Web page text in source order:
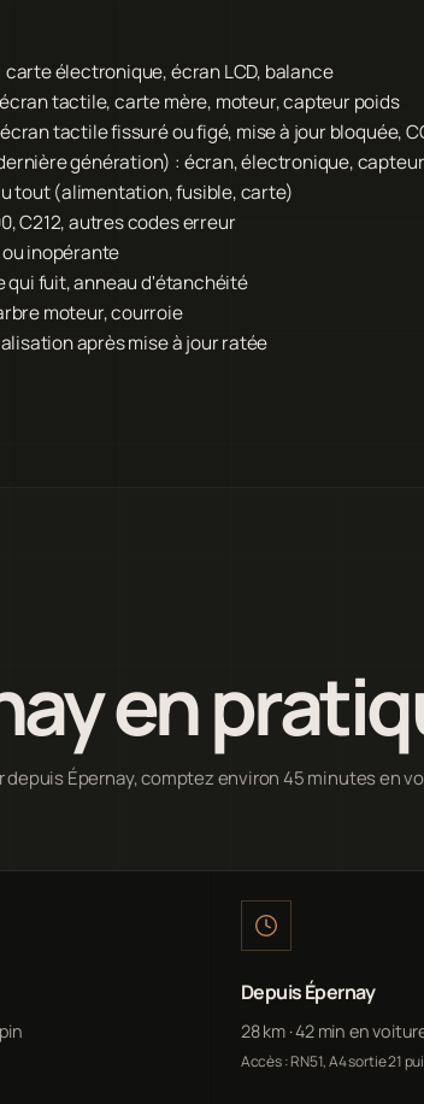
carte électronique, écran LCD, balance
tactile, carte mère, moteur, capteur poids
tactile fissuré ou figé, mise à jour bloquée,
génération) : écran, électronique,
tout (alimentation, fusible, carte)
C212, autres codes erreur
inopérante
qui fuit, anneau d'étanchéité
moteur, courroie
après mise à jour ratée
en
depuis Épernay, comptez environ 45 minutes en
Depuis Épernay
28 km · 42 min en
Accès : RN51, A4 sortie 21